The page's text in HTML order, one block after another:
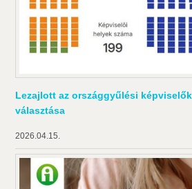
Lezajlott az országgyűlési
választása
2026.04.15.